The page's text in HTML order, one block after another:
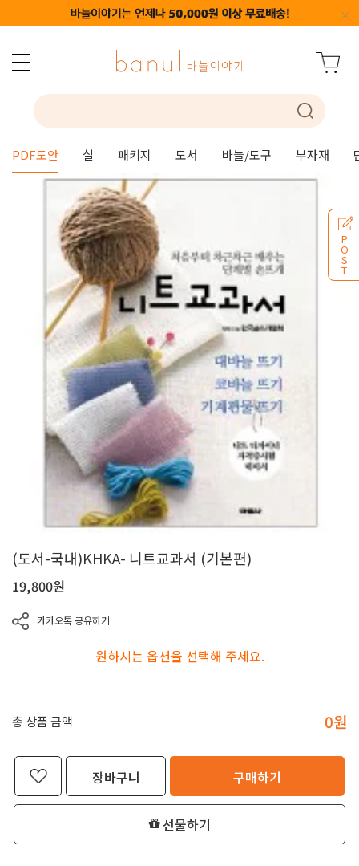
PDF도안 실 패키지 도서 바늘/도구 부자재
P
O
S
T
(도서-국내)KHKA- 니트교과서 (기본편)
19,800원
카카오톡 공유하기
원하시는 옵션을 선택해 주세요.
총 상품 금액 0원
장바구니 구매하기
선물하기